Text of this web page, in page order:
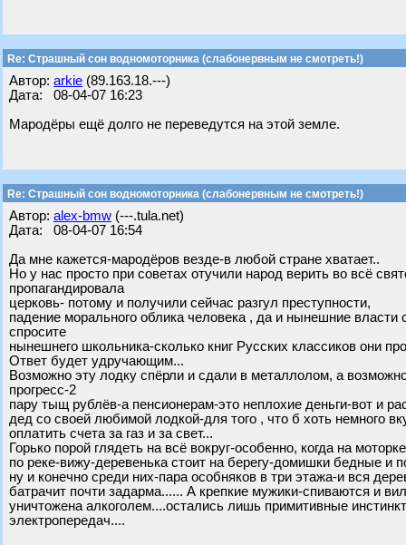
Re: Страшный сон водномоторника (слабонервным не смотреть!)
Автор: arkie (89.163.18.---)
Дата: 08-04-07 16:23
Мародёры ещё долго не переведутся на этой земле.
Re: Страшный сон водномоторника (слабонервным не смотреть!)
Автор: alex-bmw (---.tula.net)
Дата: 08-04-07 16:54
Да мне кажется-мародёров везде-в любой стране хватает..
Но у нас просто при советах отучили народ верить во всё
пропагандировала
церковь- потому и получили сейчас разгул преступности,
падение морального облика человека , да и нынешние власти
спросите
нынешнего школьника-сколько книг Русских классиков они
Ответ будет удручающим...
Возможно эту лодку спёрли и сдали в металлолом, а
прогресс-2
пару тыщ рублёв-а пенсионерам-это неплохие деньги-вот и
дед со своей любимой лодкой-для того , что б хоть немного
оплатить счета за газ и за свет...
Горько порой глядеть на всё вокруг-особенно, когда на
по реке-вижу-деревенька стоит на берегу-домишки бедные и
ну и конечно среди них-пара особняков в три этажа-и вся
батрачит почти задарма...... А крепкие мужики-спиваются и
уничтожена алкоголем....остались лишь примитивные
электропередач....